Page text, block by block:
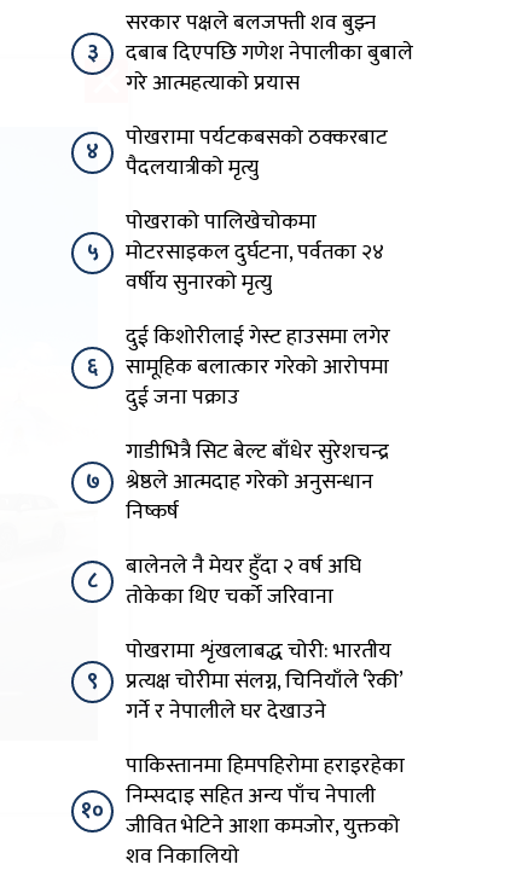
३
सरकार पक्षले बलजफ्ती शव बुझ्न
दबाब दिएपछि गणेश नेपालीका बुबाले
गरे आत्महत्याको प्रयास
४
पोखरामा पर्यटकबसको ठक्करबाट
पैदलयात्रीको मृत्यु
५
पोखराको पालिखेचोकमा
मोटरसाइकल दुर्घटना, पर्वतका २४
वर्षीय सुनारको मृत्यु
६
दुई किशोरीलाई गेस्ट हाउसमा लगेर
सामूहिक बलात्कार गरेको आरोपमा
दुई जना पक्राउ
७
गाडीभित्रै सिट बेल्ट बाँधेर सुरेशचन्द्र
श्रेष्ठले आत्मदाह गरेको अनुसन्धान
निष्कर्ष
८
बालेनले नै मेयर हुँदा २ वर्ष अघि
तोकेका थिए चर्को जरिवाना
९
पोखरामा शृंखलाबद्ध चोरी: भारतीय
प्रत्यक्ष चोरीमा संलग्न, चिनियाँले ‘रेकी’
गर्ने र नेपालीले घर देखाउने
१०
पाकिस्तानमा हिमपहिरोमा हराइरहेका
निम्सदाइ सहित अन्य पाँच नेपाली
जीवित भेटिने आशा कमजोर, युक्तको
शव निकालियो